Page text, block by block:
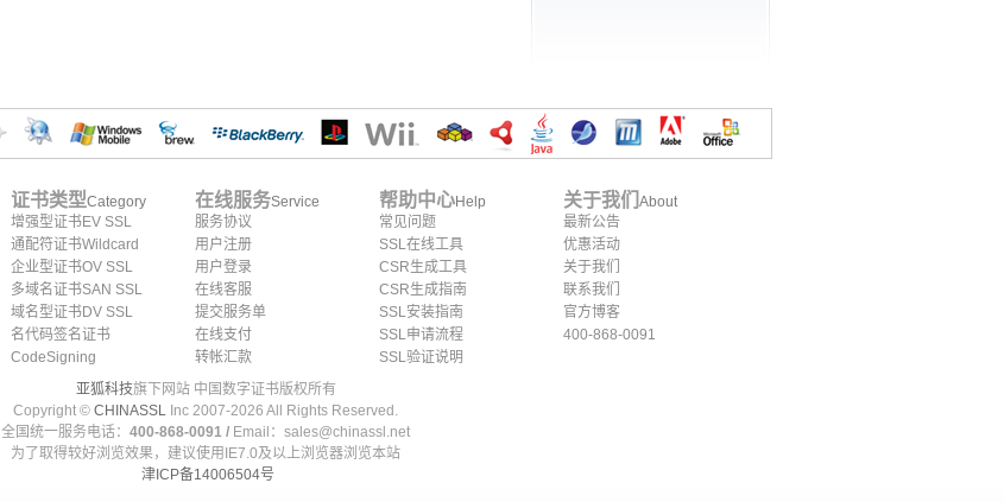
证书类型Category
增强型证书EV SSL
通配符证书Wildcard
企业型证书OV SSL
多域名证书SAN SSL
域名型证书DV SSL
名代码签名证书
CodeSigning
在线服务Service
服务协议
用户注册
用户登录
在线客服
提交服务单
在线支付
转帐汇款
帮助中心Help
常见问题
SSL在线工具
CSR生成工具
CSR生成指南
SSL安装指南
SSL申请流程
SSL验证说明
关于我们 About
最新公告
优惠活动
关于我们
联系我们
官方博客
400-868-0091
亚狐科技旗下网站 中国数字证书版权所有
Copyright © CHINASSL Inc 2007-2026 All Rights Reserved.
全国统一服务电话： 400-868-0091 / Email：sales@chinassl.net
为了取得较好浏览效果，建议使用IE7.0及以上浏览器浏览本站
津ICP备14006504号